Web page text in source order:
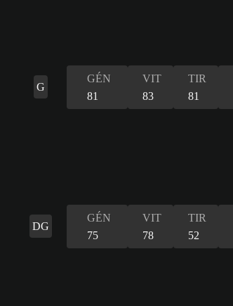
G
GÉN
81
VIT
83
TIR
81
DG
GÉN
75
VIT
78
TIR
52